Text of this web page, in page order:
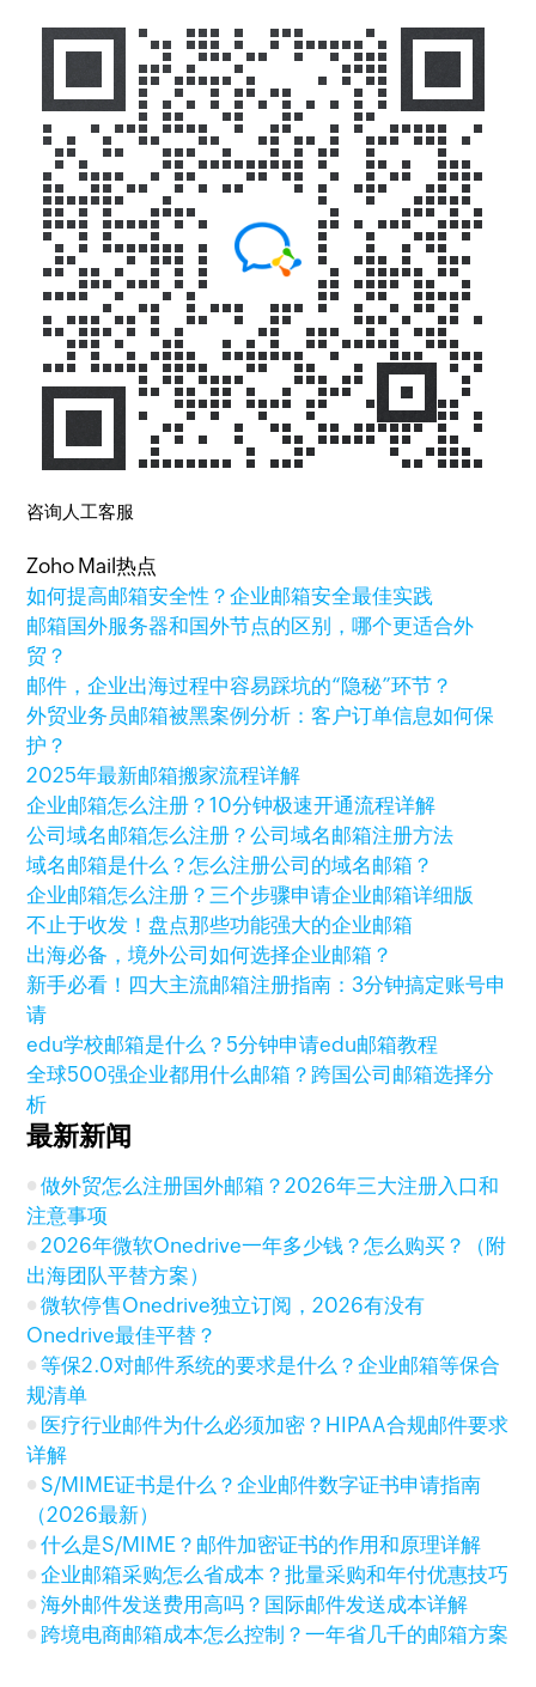
咨询人工客服
Zoho Mail热点
如何提高邮箱安全性？企业邮箱安全最佳实践
邮箱国外服务器和国外节点的区别，哪个更适合外
贸？
邮件，企业出海过程中容易踩坑的“隐秘”环节？
外贸业务员邮箱被黑案例分析：客户订单信息如何保
护？
2025年最新邮箱搬家流程详解
企业邮箱怎么注册？10分钟极速开通流程详解
公司域名邮箱怎么注册？公司域名邮箱注册方法
域名邮箱是什么？怎么注册公司的域名邮箱？
企业邮箱怎么注册？三个步骤申请企业邮箱详细版
不止于收发！盘点那些功能强大的企业邮箱
出海必备，境外公司如何选择企业邮箱？
新手必看！四大主流邮箱注册指南：3分钟搞定账号申
请
edu学校邮箱是什么？5分钟申请edu邮箱教程
全球500强企业都用什么邮箱？跨国公司邮箱选择分
析
最新新闻
做外贸怎么注册国外邮箱？2026年三大注册入口和
注意事项
2026年微软Onedrive一年多少钱？怎么购买？（附
出海团队平替方案）
微软停售Onedrive独立订阅，2026有没有
Onedrive最佳平替？
等保2.0对邮件系统的要求是什么？企业邮箱等保合
规清单
医疗行业邮件为什么必须加密？HIPAA合规邮件要求
详解
S/MIME证书是什么？企业邮件数字证书申请指南
（2026最新）
什么是S/MIME？邮件加密证书的作用和原理详解
企业邮箱采购怎么省成本？批量采购和年付优惠技巧
海外邮件发送费用高吗？国际邮件发送成本详解
跨境电商邮箱成本怎么控制？一年省几千的邮箱方案